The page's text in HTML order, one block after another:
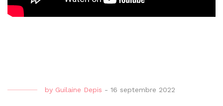
by Guilaine Depis - 16 septembre 2022